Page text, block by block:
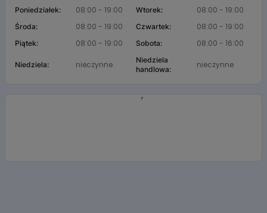
Poniedziałek: 08:00 - 19:00 Wtorek: 08:00 - 19:00
Środa: 08:00 - 19:00 Czwartek: 08:00 - 19:00
Piątek: 08:00 - 19:00 Sobota: 08:00 - 16:00
Niedziela: nieczynne
Niedziela
handlowa:
nieczynne